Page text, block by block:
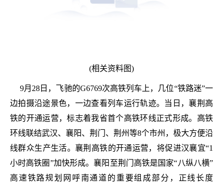
(相关资料图)
9月28日，飞驰的G6769次高铁列车上，几位“铁路迷”一
边拍摄沿途景色，一边查看列车运行轨迹。当日，襄荆高
铁的开通运营，标志着我省首个高铁环线正式形成。高铁
环线联结武汉、襄阳、荆门、荆州等8个市州，极大方便沿
线群众生产生活。襄荆高铁的开通运营，将促进汉襄宜“1
小时高铁圈”加快形成。襄阳至荆门高铁是国家“八纵八横”
高速铁路规划网呼南通道的重要组成部分，正线长度